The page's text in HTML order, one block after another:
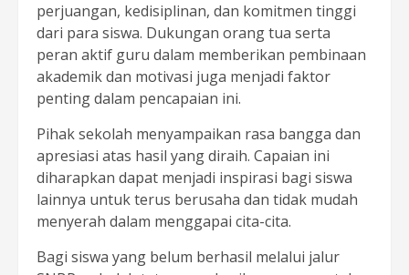
perjuangan, kedisiplinan, dan komitmen tinggi
dari para siswa. Dukungan orang tua serta
peran aktif guru dalam memberikan pembinaan
akademik dan motivasi juga menjadi faktor
penting dalam pencapaian ini.
Pihak sekolah menyampaikan rasa bangga dan
apresiasi atas hasil yang diraih. Capaian ini
diharapkan dapat menjadi inspirasi bagi siswa
lainnya untuk terus berusaha dan tidak mudah
menyerah dalam menggapai cita-cita.
Bagi siswa yang belum berhasil melalui jalur